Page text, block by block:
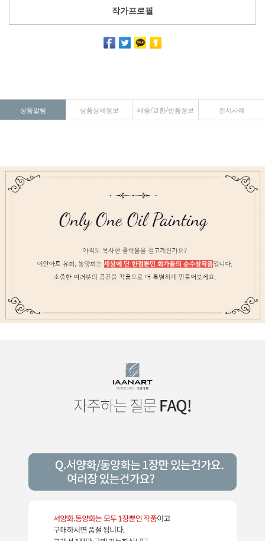
작가프로필
상품알림 상품상세정보 배송/교환/반품정보 전시사례